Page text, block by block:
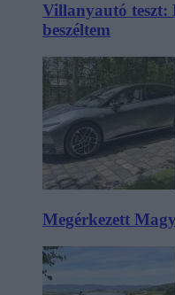
Villanyautó
beszéltem
Megérkezett